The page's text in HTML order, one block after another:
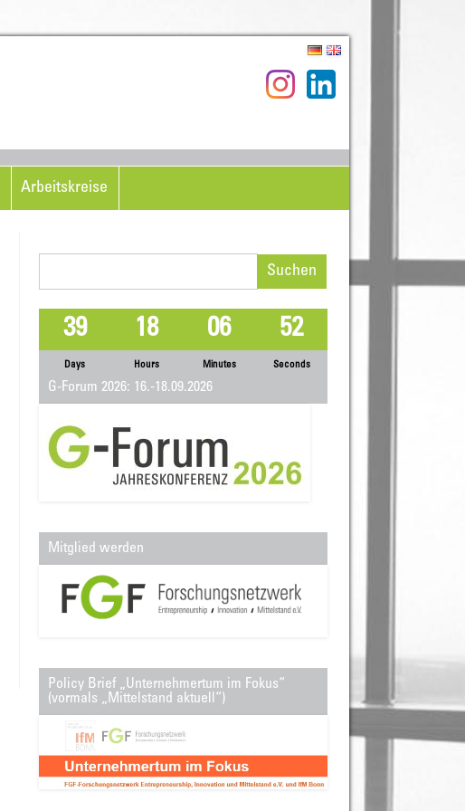
Arbeitskreise
39
Days
18
Hours
06
Minutes
52
Seconds
G-Forum 2026: 16.-18.09.2026
Mitglied werden
Policy Brief „Unternehmertum im Fokus“
(vormals „Mittelstand aktuell“)